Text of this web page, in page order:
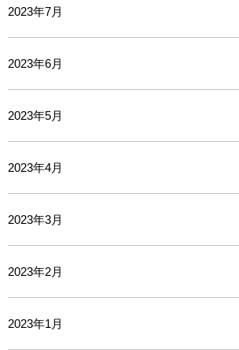
2023年7月
2023年6月
2023年5月
2023年4月
2023年3月
2023年2月
2023年1月